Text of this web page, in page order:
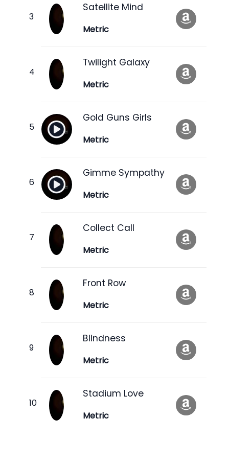
Satellite Mind
Metric
Twilight Galaxy
Metric
Gold Guns Girls
Metric
Gimme Sympathy
Metric
Collect Call
Metric
Front Row
Metric
Blindness
Metric
Stadium Love
Metric